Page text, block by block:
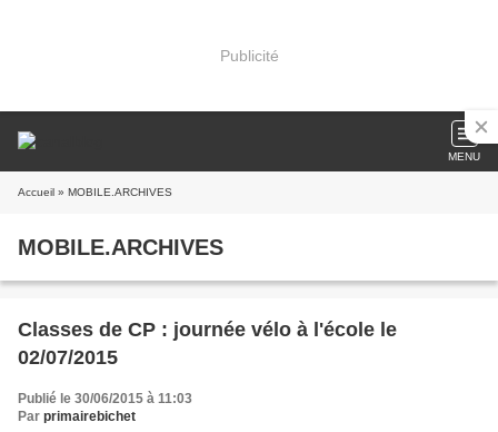
Publicité
MENU
Accueil » MOBILE.ARCHIVES
MOBILE.ARCHIVES
Classes de CP : journée vélo à l'école le
02/07/2015
Publié le 30/06/2015 à 11:03
Par primairebichet